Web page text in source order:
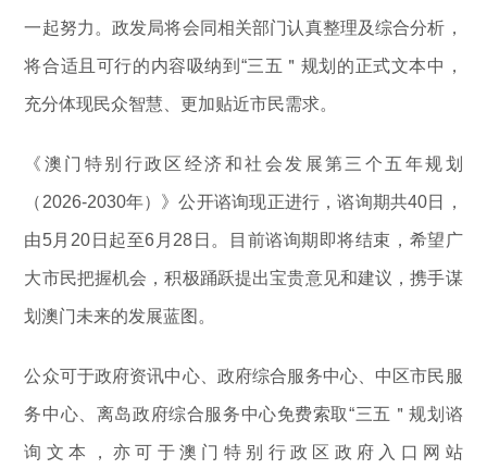
一起努力。政发局将会同相关部门认真整理及综合分析，
将合适且可行的内容吸纳到“三五＂规划的正式文本中，
充分体现民众智慧、更加贴近市民需求。
《澳门特别行政区经济和社会发展第三个五年规划
（2026-2030年）》公开谘询现正进行，谘询期共40日，
由5月20日起至6月28日。目前谘询期即将结束，希望广
大市民把握机会，积极踊跃提出宝贵意见和建议，携手谋
划澳门未来的发展蓝图。
公众可于政府资讯中心、政府综合服务中心、中区市民服
务中心、离岛政府综合服务中心免费索取“三五＂规划谘
询文本，亦可于澳门特别行政区政府入口网站